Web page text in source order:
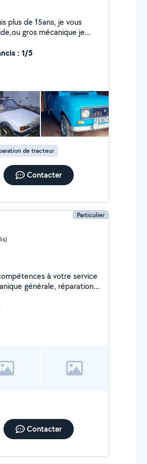
plus de 15ans, je vous
gros mécanique je
Diagnostic
façade et de votre toiture.
jusqu'à 22h en
: 1/5
de tracteur
Contacter
Particulier
à votre service
générale, réparation
Contacter